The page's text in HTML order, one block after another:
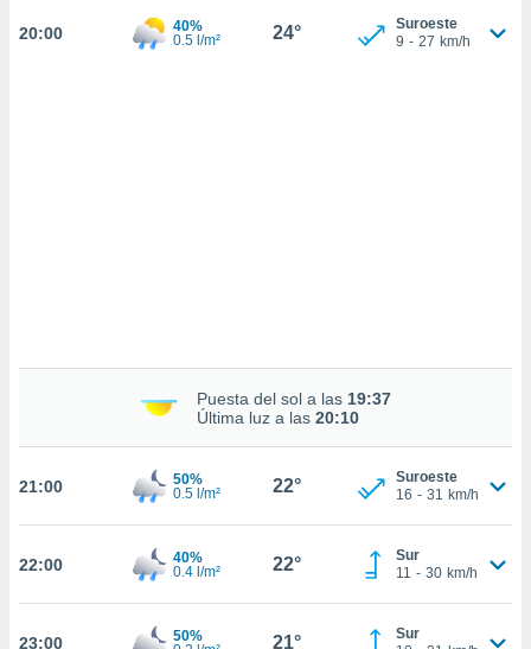
y
de
En
20:00
40%
0.5 l/m²
24°
Suroeste
9 - 27 km/h
Puesta del sol a las 19:37
Última luz a las 20:10
21:00
50%
0.5 l/m²
22°
Suroeste
16 - 31 km/h
22:00
40%
0.4 l/m²
22°
Sur
11 - 30 km/h
23:00
50%
21°
Sur